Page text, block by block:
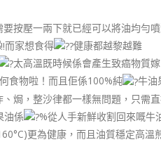
按壓一兩下就已經可以將油均勻
而家想食得
健康都越黎越難
太高溫既時候係會產生致癌物質
食物啦！而且佢係100%純 牛油
、焗，整沙律都一樣無問題，只需
油係 %從人手新鮮收割回來嘅牛
更為健康，而且油質穩定高